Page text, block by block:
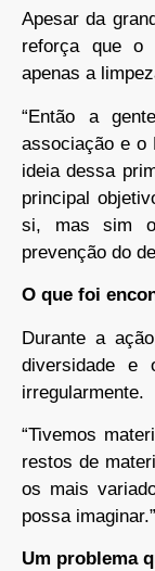
Apesar da
reforça que o
apenas a
“Então a
associação e o
ideia dessa
principal
si, mas sim o
prevenção do
O que foi
Durante a
diversidade e
irregularmente.
“Tivemos
restos de
os mais
possa imaginar.”
Um problema